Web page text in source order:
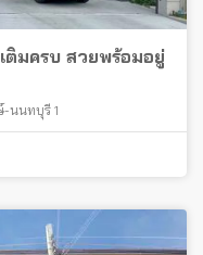
ติมครบ สวยพร้อมอยู่
นนทบุรี 1